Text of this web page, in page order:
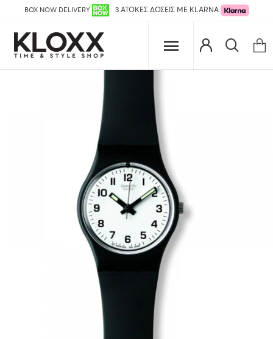
BOX NOW DELIVERY 3 ΑΤΟΚΕΣ ΔΟΣΕΙΣ ΜΕ KLARNA